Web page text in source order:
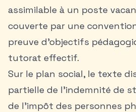
assimilable à un poste
couverte par une
preuve d’objectifs
tutorat effectif.
Sur le plan social, le texte
partielle de l’indemnité de
de l’impôt des personnes